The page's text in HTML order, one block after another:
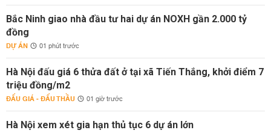
Bắc Ninh giao nhà đầu tư hai dự án NOXH gần 2.000 tỷ
đồng
DỰ ÁN 01 phút trước
Hà Nội đấu giá 6 thửa đất ở tại xã Tiến Thắng, khởi điểm 7
triệu đồng/m2
ĐẤU GIÁ - ĐẤU THẦU 01 giờ trước
Hà Nội xem xét gia hạn thủ tục 6 dự án lớn